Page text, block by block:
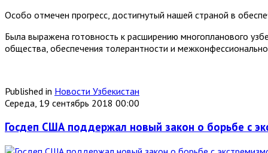
Особо отмечен прогресс, достигнутый нашей страной в
Была выражена готовность к расширению многопланового
общества, обеспечения толерантности и
Published in Новости Узбекистан
Середа, 19 сентябрь 2018 00:00
Госдеп США поддержал новый закон о борьбе с